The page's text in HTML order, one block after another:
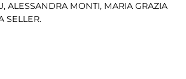
ALESSANDRA MONTI, MARIA GRAZIA
SELLER.